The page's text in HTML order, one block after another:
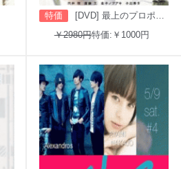
特価
[DVD] 最上のプロポーズ
￥2980円特価:￥1000円